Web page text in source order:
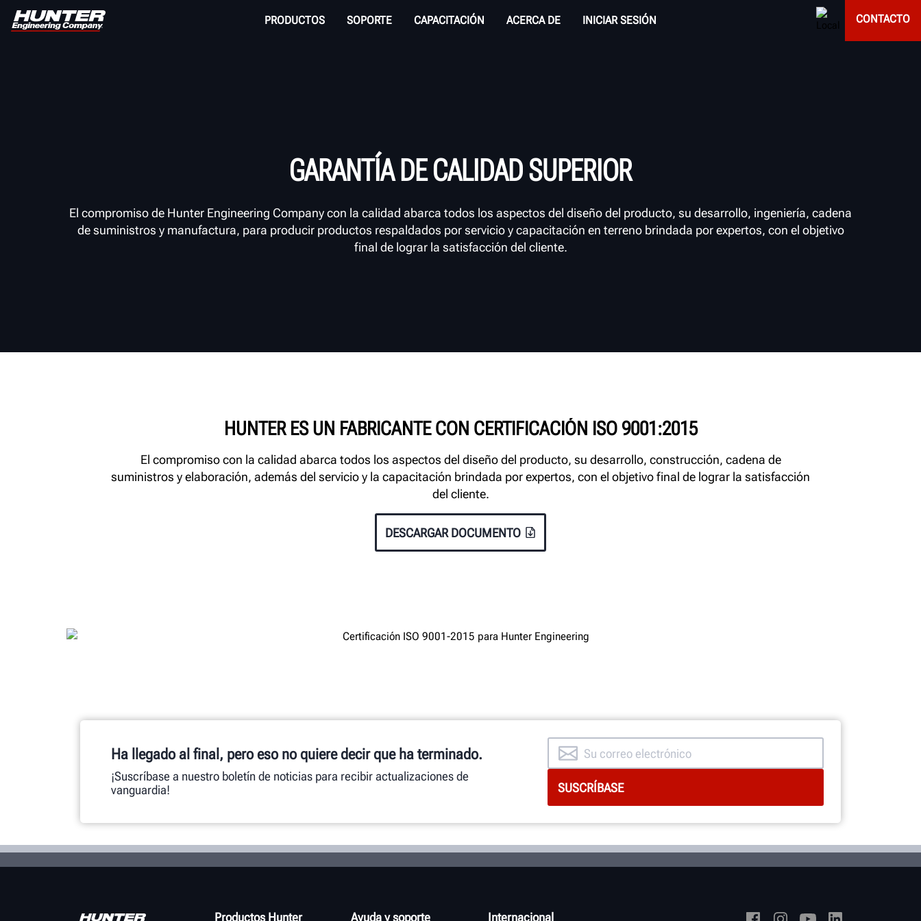
PRODUCTOS SOPORTE CAPACITACIÓN ACERCA DE INICIAR SESIÓN CONTACTO
GARANTÍA DE CALIDAD SUPERIOR
El compromiso de Hunter Engineering Company con la calidad abarca todos los aspectos del diseño del producto, su desarrollo, ingeniería, cadena
de suministros y manufactura, para producir productos respaldados por servicio y capacitación en terreno brindada por expertos, con el objetivo
final de lograr la satisfacción del cliente.
HUNTER ES UN FABRICANTE CON CERTIFICACIÓN ISO 9001:2015
El compromiso con la calidad abarca todos los aspectos del diseño del producto, su desarrollo, construcción, cadena de
suministros y elaboración, además del servicio y la capacitación brindada por expertos, con el objetivo final de lograr la satisfacción
del cliente.
DESCARGAR DOCUMENTO
Ha llegado al final, pero eso no quiere decir que ha terminado.
¡Suscríbase a nuestro boletín de noticias para recibir actualizaciones de
vanguardia!
Productos Hunter Ayuda y soporte Internacional